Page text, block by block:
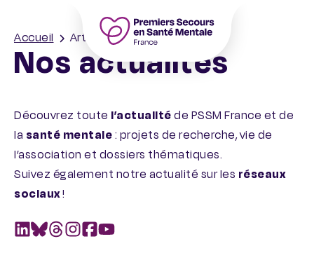
contenu
Accueil – PSSM France – Premiers
Accueil Articles
Nos actualités
Découvrez toute l’actualitéde PSSM France et de
la santé mentale: projets de recherche, vie de
l’association et dossiers thématiques.
Suivez également notre actualité sur les réseaux
sociaux!